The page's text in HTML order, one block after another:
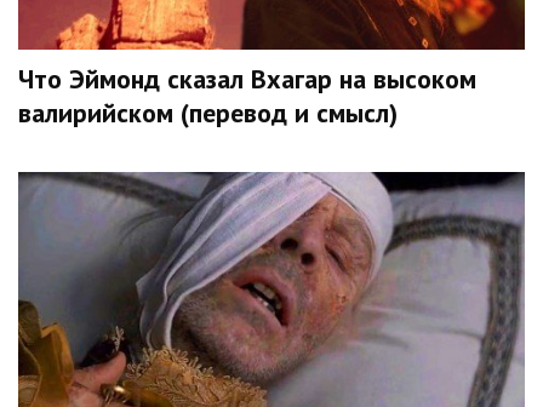
Что Эймонд сказал Вхагар на высоком
валирийском (перевод и смысл)